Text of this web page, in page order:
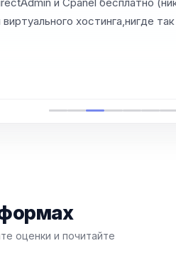
хостинга,нигде
оценки и почитайте